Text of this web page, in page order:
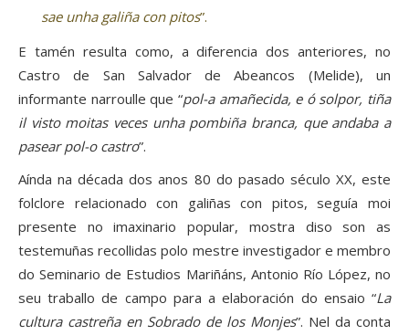
sae unha galiña con pitos”.
E tamén resulta como, a diferencia dos anteriores, no
Castro de San Salvador de Abeancos (Melide), un
informante narroulle que “pol-a amañecida, e ó solpor, tiña
il visto moitas veces unha pombiña branca, que andaba a
pasear pol-o castro”.
Aínda na década dos anos 80 do pasado século XX, este
folclore relacionado con galiñas con pitos, seguía moi
presente no imaxinario popular, mostra diso son as
testemuñas recollidas polo mestre investigador e membro
do Seminario de Estudios Mariñáns, Antonio Río López, no
seu traballo de campo para a elaboración do ensaio “La
cultura castreña en Sobrado de los Monjes”. Nel da conta